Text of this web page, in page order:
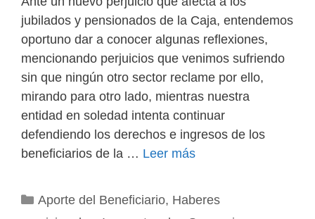
jubilados y pensionados de la Caja, entendemos
oportuno dar a conocer algunas reflexiones,
mencionando perjuicios que venimos sufriendo
sin que ningún otro sector reclame por ello,
mirando para otro lado, mientras nuestra
entidad en soledad intenta continuar
defendiendo los derechos e ingresos de los
beneficiarios de la … Leer más
Categorías
Aporte del Beneficiario, Haberes